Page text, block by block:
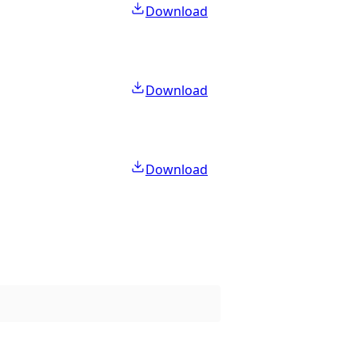
Download
Download
Download